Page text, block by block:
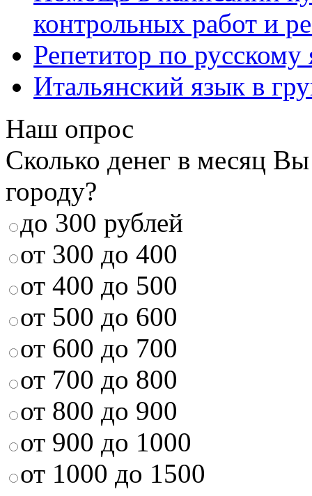
контрольных работ и
Репетитор по русскому
Итальянский язык в
Наш опрос
Сколько денег в месяц
городу?
до 300 рублей
от 300 до 400
от 400 до 500
от 500 до 600
от 600 до 700
от 700 до 800
от 800 до 900
от 900 до 1000
от 1000 до 1500